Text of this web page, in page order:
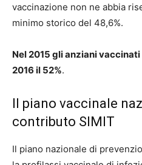
vaccinazione non ne abbia
minimo storico del 48,6%.
Nel 2015 gli anziani
2016 il 52%.
Il piano vaccinale
contributo SIMIT
Il piano nazionale di